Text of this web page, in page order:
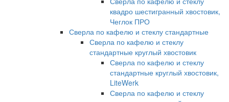
квадро шестигранный хвостовик,
Чеглок ПРО
Сверла по кафелю и стеклу стандартные
Сверла по кафелю и стеклу
стандартные круглый хвостовик
Сверла по кафелю и стеклу
стандартные круглый хвостовик,
LiteWerk
Сверла по кафелю и стеклу